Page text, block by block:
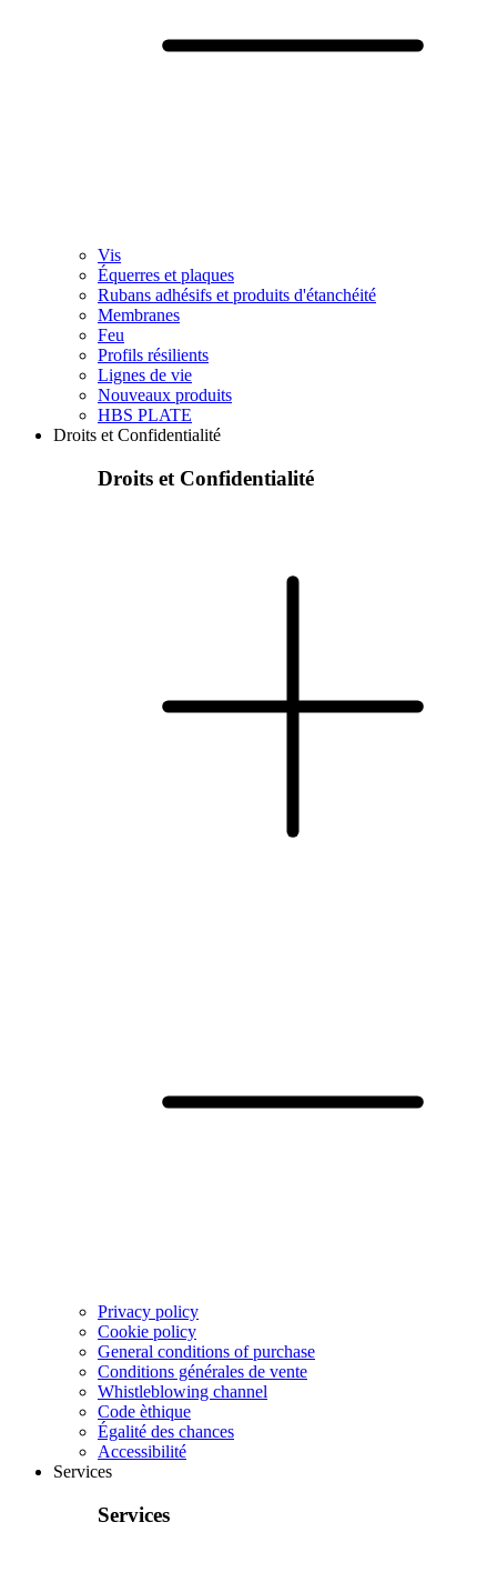
Vis
Équerres et plaques
Rubans adhésifs et produits d'étanchéité
Membranes
Feu
Profils résilients
Lignes de vie
Nouveaux produits
HBS PLATE
Droits et Confidentialité
Droits et Confidentialité
Privacy policy
Cookie policy
General conditions of purchase
Conditions générales de vente
Whistleblowing channel
Code èthique
Égalité des chances
Accessibilité
Services
Services